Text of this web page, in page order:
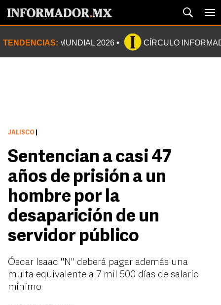
TENDENCIAS: MUNDIAL 2026 CÍRCULO
JALISCO
Sentencian a casi 47
años de prisión a un
hombre por la
desaparición de un
servidor público
Óscar Isaac "N" deberá pagar además una
multa equivalente a 7 mil 500 días de salario
mínimo